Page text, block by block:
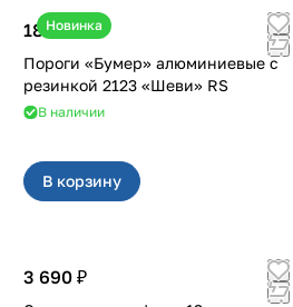
Новинка
18 000 ₽
Пороги «Бумер» алюминиевые с
резинкой 2123 «Шеви» RS
В наличии
В корзину
3 690 ₽